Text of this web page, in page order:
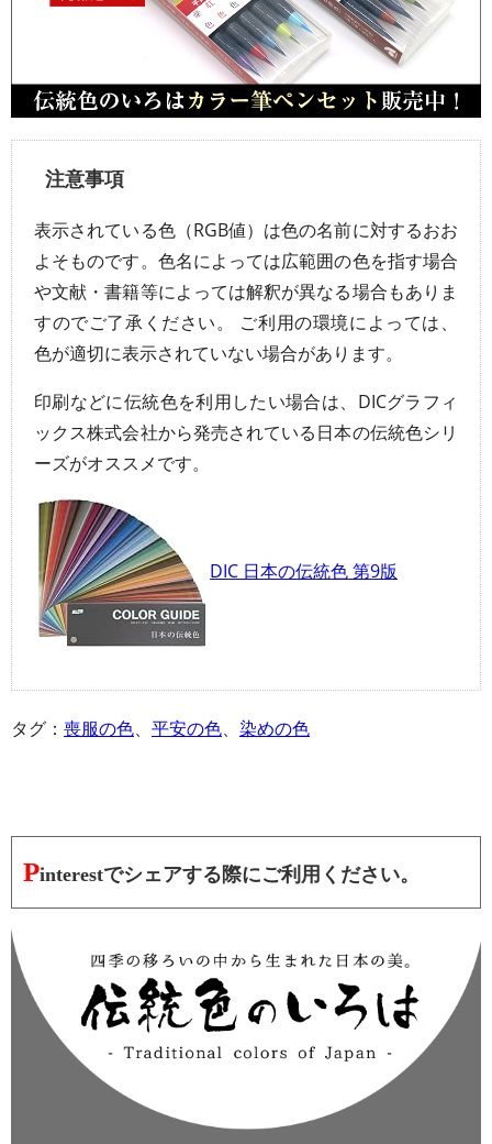
注意事項
表示されている色（RGB値）は色の名前に対するおお
よそものです。色名によっては広範囲の色を指す場合
や文献・書籍等によっては解釈が異なる場合もありま
すのでご了承ください。 ご利用の環境によっては、
色が適切に表示されていない場合があります。
印刷などに伝統色を利用したい場合は、DICグラフィ
ックス株式会社から発売されている日本の伝統色シリ
ーズがオススメです。
DIC 日本の伝統色 第9版
タグ： 喪服の色、 平安の色、 染めの色
Pinterestでシェアする際にご利用ください。